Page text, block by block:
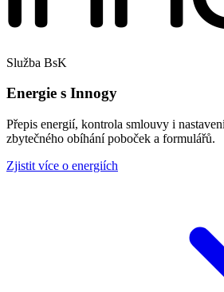
Služba BsK
Energie s Innogy
Přepis energií, kontrola smlouvy i
zbytečného obíhání poboček a formulářů.
Zjistit více o energiích